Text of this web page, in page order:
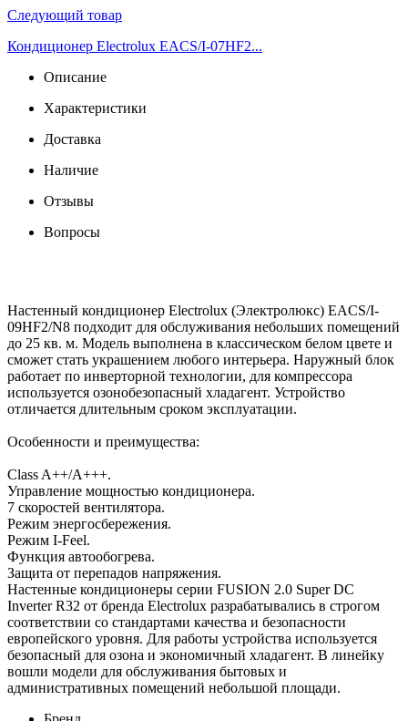
Следующий товар
Кондиционер Electrolux EACS/I-07HF2...
Описание
Характеристики
Доставка
Наличие
Отзывы
Вопросы
Настенный кондиционер Electrolux (Электролюкс) EACS/I-
09HF2/N8 подходит для обслуживания небольших помещений
до 25 кв. м. Модель выполнена в классическом белом цвете и
сможет стать украшением любого интерьера. Наружный блок
работает по инверторной технологии, для компрессора
используется озонобезопасный хладагент. Устройство
отличается длительным сроком эксплуатации.
Особенности и преимущества:
Class A++/A+++.
Управление мощностью кондиционера.
7 скоростей вентилятора.
Режим энергосбережения.
Режим I-Feel.
Функция автообогрева.
Защита от перепадов напряжения.
Настенные кондиционеры серии FUSION 2.0 Super DC
Іnverter R32 от бренда Electrolux разрабатывались в строгом
соответствии со стандартами качества и безопасности
европейского уровня. Для работы устройства используется
безопасный для озона и экономичный хладагент. В линейку
вошли модели для обслуживания бытовых и
административных помещений небольшой площади.